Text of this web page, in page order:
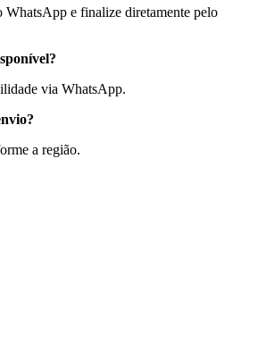
WhatsApp e finalize diretamente pelo
via WhatsApp.
a região.